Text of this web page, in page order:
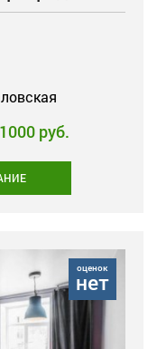
1000 руб.
оценок
нет